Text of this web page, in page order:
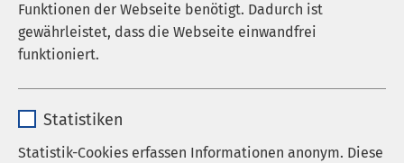
Funktionen der Webseite benötigt. Dadurch ist
gewährleistet, dass die Webseite einwandfrei
funktioniert.
Anbieter sgalinski
Statistiken
Statistik-Cookies erfassen Informationen anonym. Diese